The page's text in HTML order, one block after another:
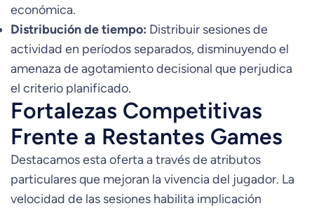
económica.
Distribución de tiempo: Distribuir sesiones de
actividad en períodos separados, disminuyendo el
amenaza de agotamiento decisional que perjudica
el criterio planificado.
Fortalezas Competitivas
Frente a Restantes Games
Destacamos esta oferta a través de atributos
particulares que mejoran la vivencia del jugador. La
velocidad de las sesiones habilita implicación